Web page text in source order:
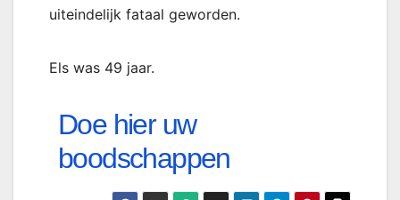
uiteindelijk fataal geworden.
Els was 49 jaar.
Doe hier uw
boodschappen